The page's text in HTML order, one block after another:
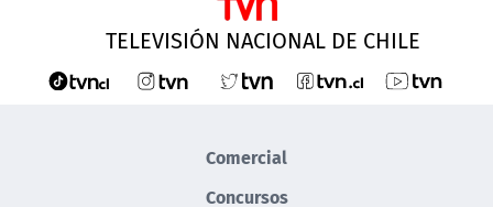
TELEVISIÓN NACIONAL DE CHILE
Comercial
Concursos